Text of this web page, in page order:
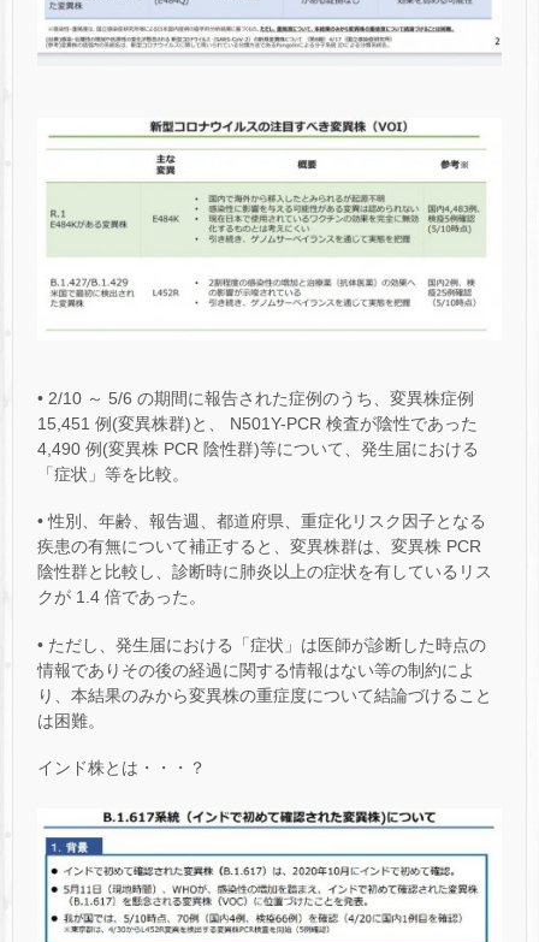
• 2/10 ～ 5/6 の期間に報告された症例のうち、変異株症例
15,451 例(変異株群)と、 N501Y-PCR 検査が陰性であった
4,490 例(変異株 PCR 陰性群)等について、発生届における
「症状」等を比較。
• 性別、年齢、報告週、都道府県、重症化リスク因子となる
疾患の有無について補正すると、変異株群は、変異株 PCR
陰性群と比較し、診断時に肺炎以上の症状を有しているリス
クが 1.4 倍であった。
• ただし、発生届における「症状」は医師が診断した時点の
情報でありその後の経過に関する情報はない等の制約によ
り、本結果のみから変異株の重症度について結論づけること
は困難。
インド株とは・・・？